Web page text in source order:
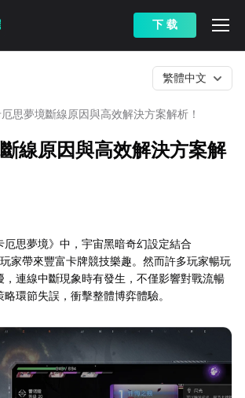
下 载
思夢境斷線原因與高效解決方案解析！
繁體中文
線原因與高效解決方案解
厄思夢境》中，宇宙黑暗奇幻設定結合
家帶來豐富卡牌競技樂趣。然而許多玩家暢玩
，連線中斷現象時有發生，不僅影響對戰流暢
環節失誤，衝擊整體博弈體驗。